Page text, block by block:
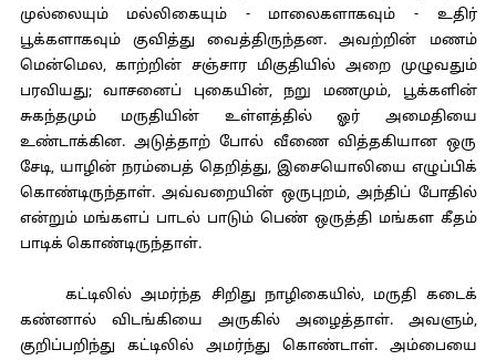
முல்லையும் மல்லிகையும் - மாலைகளாகவும் - உதிர்
பூக்களாகவும் குவித்து வைத்திருந்தன. அவற்றின் மணம்
மென்மெல, காற்றின் சஞ்சார மிகுதியில் அறை முழுவதும்
பரவியது; வாசனைப் புகையின், நறு மணமும், பூக்களின்
சுகந்தமும் மருதியின் உள்ளத்தில் ஓர் அமைதியை
உண்டாக்கின. அடுத்தாற் போல் வீணை வித்தகியான ஒரு
சேடி, யாழின் நரம்பைத் தெறித்து, இசையொலியை எழுப்பிக்
கொண்டிருந்தாள். அவ்வறையின் ஒருபுறம், அந்திப் போதில்
என்றும் மங்களப் பாடல் பாடும் பெண் ஒருத்தி மங்கள கீதம்
பாடிக் கொண்டிருந்தாள்.
கட்டிலில் அமர்ந்த சிறிது நாழிகையில், மருதி கடைக்
கண்னால் விடங்கியை அருகில் அழைத்தாள். அவளும்,
குறிப்பறிந்து கட்டிலில் அமர்ந்து கொண்டாள். அம்பையை